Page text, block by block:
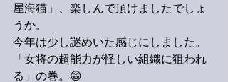
屋海猫」、楽しんで頂けましたでしょ
うか。
今年は少し謎めいた感じにしました。
「女将の超能力が怪しい組織に狙われ
る」の巻。😁